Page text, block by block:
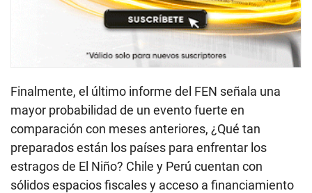
Finalmente, el último informe del FEN señala una
mayor probabilidad de un evento fuerte en
comparación con meses anteriores, ¿Qué tan
preparados están los países para enfrentar los
estragos de El Niño? Chile y Perú cuentan con
sólidos espacios fiscales y acceso a financiamiento